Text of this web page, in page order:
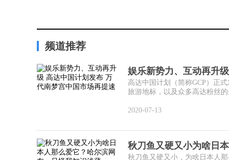
频道推荐
娱乐新势力、互动再升
高达中国计划（简称GCP）正
旅游地标，以及众多高达粉丝
2020-07-13
秋刀鱼又硬又小为啥日
秋刀鱼又硬又小，为啥日本人